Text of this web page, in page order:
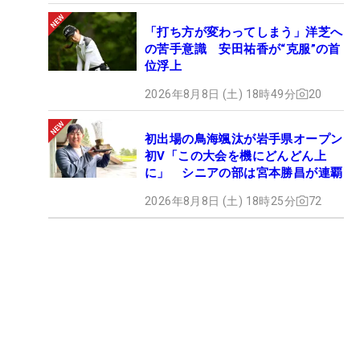
「打ち方が変わってしまう」洋芝へ
の苦手意識 安田祐香が“克服”の首
位浮上
2026年8月8日 (土) 18時49分 20
初出場の鳥海颯汰が岩手県オープン
初V「この大会を機にどんどん上
に」 シニアの部は宮本勝昌が連覇
2026年8月8日 (土) 18時25分 72